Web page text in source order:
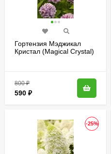
Гортензия Мэджикал
Кристал (Magical Crystal)
800₽
590 ₽
-25%